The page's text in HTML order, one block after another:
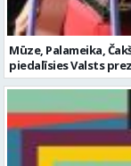
Mūze, Palameika,
piedalīsies Valsts